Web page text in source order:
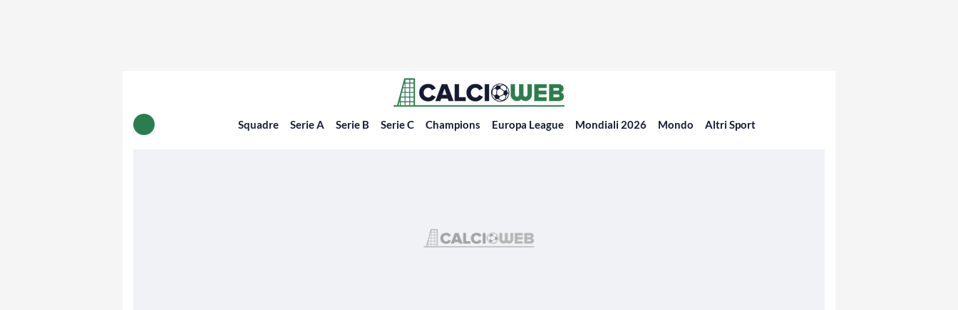
Squadre Serie A Serie B Serie C Champions Europa League Mondiali 2026 Mondo Altri Sport